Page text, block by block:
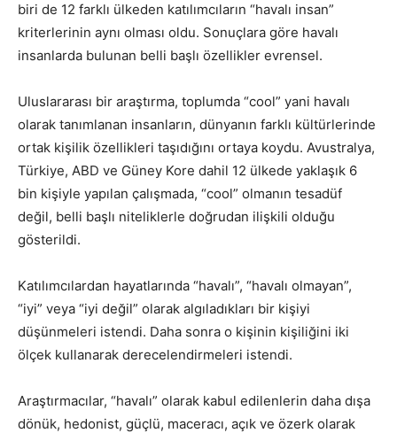
biri de 12 farklı ülkeden katılımcıların “havalı insan”
kriterlerinin aynı olması oldu. Sonuçlara göre havalı
insanlarda bulunan belli başlı özellikler evrensel.
Uluslararası bir araştırma, toplumda “cool” yani havalı
olarak tanımlanan insanların, dünyanın farklı kültürlerinde
ortak kişilik özellikleri taşıdığını ortaya koydu. Avustralya,
Türkiye, ABD ve Güney Kore dahil 12 ülkede yaklaşık 6
bin kişiyle yapılan çalışmada, “cool” olmanın tesadüf
değil, belli başlı niteliklerle doğrudan ilişkili olduğu
gösterildi.
Katılımcılardan hayatlarında “havalı”, “havalı olmayan”,
“iyi” veya “iyi değil” olarak algıladıkları bir kişiyi
düşünmeleri istendi. Daha sonra o kişinin kişiliğini iki
ölçek kullanarak derecelendirmeleri istendi.
Araştırmacılar, “havalı” olarak kabul edilenlerin daha dışa
dönük, hedonist, güçlü, maceracı, açık ve özerk olarak